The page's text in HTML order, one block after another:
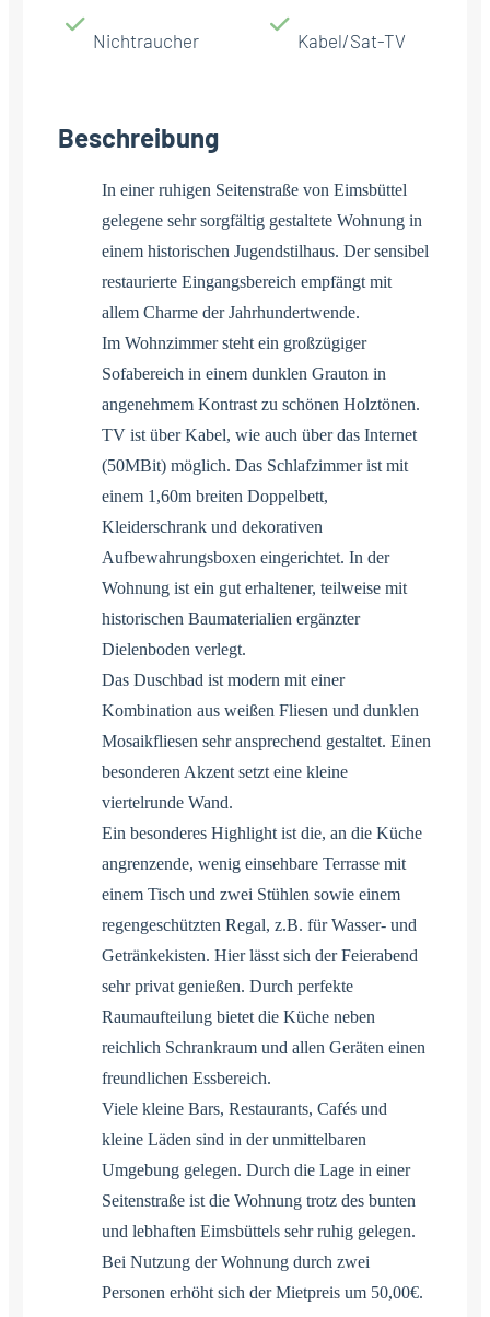
Nichtraucher Kabel/Sat-TV
Beschreibung
In einer ruhigen Seitenstraße von Eimsbüttel
gelegene sehr sorgfältig gestaltete Wohnung in
einem historischen Jugendstilhaus. Der sensibel
restaurierte Eingangsbereich empfängt mit
allem Charme der Jahrhundertwende.
Im Wohnzimmer steht ein großzügiger
Sofabereich in einem dunklen Grauton in
angenehmem Kontrast zu schönen Holztönen.
TV ist über Kabel, wie auch über das Internet
(50MBit) möglich. Das Schlafzimmer ist mit
einem 1,60m breiten Doppelbett,
Kleiderschrank und dekorativen
Aufbewahrungsboxen eingerichtet. In der
Wohnung ist ein gut erhaltener, teilweise mit
historischen Baumaterialien ergänzter
Dielenboden verlegt.
Das Duschbad ist modern mit einer
Kombination aus weißen Fliesen und dunklen
Mosaikfliesen sehr ansprechend gestaltet. Einen
besonderen Akzent setzt eine kleine
viertelrunde Wand.
Ein besonderes Highlight ist die, an die Küche
angrenzende, wenig einsehbare Terrasse mit
einem Tisch und zwei Stühlen sowie einem
regengeschützten Regal, z.B. für Wasser- und
Getränkekisten. Hier lässt sich der Feierabend
sehr privat genießen. Durch perfekte
Raumaufteilung bietet die Küche neben
reichlich Schrankraum und allen Geräten einen
freundlichen Essbereich.
Viele kleine Bars, Restaurants, Cafés und
kleine Läden sind in der unmittelbaren
Umgebung gelegen. Durch die Lage in einer
Seitenstraße ist die Wohnung trotz des bunten
und lebhaften Eimsbüttels sehr ruhig gelegen.
Bei Nutzung der Wohnung durch zwei
Personen erhöht sich der Mietpreis um 50,00€.